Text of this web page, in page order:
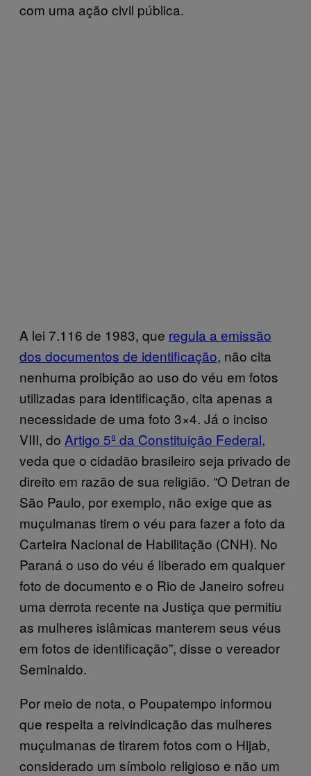
com uma ação civil pública.
A lei 7.116 de 1983, que regula a emissão
dos documentos de identificação, não cita
nenhuma proibição ao uso do véu em fotos
utilizadas para identificação, cita apenas a
necessidade de uma foto 3×4. Já o inciso
VIII, do Artigo 5º da Constituição Federal,
veda que o cidadão brasileiro seja privado de
direito em razão de sua religião. “O Detran de
São Paulo, por exemplo, não exige que as
muçulmanas tirem o véu para fazer a foto da
Carteira Nacional de Habilitação (CNH). No
Paraná o uso do véu é liberado em qualquer
foto de documento e o Rio de Janeiro sofreu
uma derrota recente na Justiça que permitiu
as mulheres islâmicas manterem seus véus
em fotos de identificação”, disse o vereador
Seminaldo.
Por meio de nota, o Poupatempo informou
que respeita a reivindicação das mulheres
muçulmanas de tirarem fotos com o Hijab,
considerado um símbolo religioso e não um